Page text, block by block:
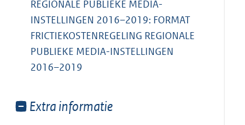
REGIONALE PUBLIEKE MEDIA-
INSTELLINGEN 2016–2019: FORMAT
FRICTIEKOSTENREGELING REGIONALE
PUBLIEKE MEDIA-INSTELLINGEN
2016–2019
Toon
Extra informatie